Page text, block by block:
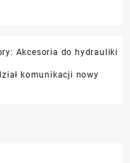
Akcesoria do hydrauliki
komunikacji nowy